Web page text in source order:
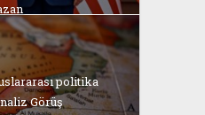
Ak
politika
Görüş